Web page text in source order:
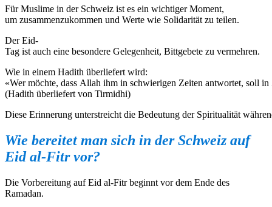
Für Muslime in der Schweiz ist es ein wichtiger Moment,
um zusammenzukommen und Werte wie Solidarität zu teilen.
Der Eid-
Tag ist auch eine besondere Gelegenheit, Bittgebete zu vermehren.
Wie in einem Hadith überliefert wird:
«Wer möchte, dass Allah ihm in schwierigen Zeiten antwortet, soll
(Hadith überliefert von Tirmidhi)
Diese Erinnerung unterstreicht die Bedeutung der Spiritualität
Wie bereitetman sich in der Schweiz auf
Eid al-Fitrvor?
Die Vorbereitung auf Eid al-Fitr beginnt vor dem Ende des
Ramadan.